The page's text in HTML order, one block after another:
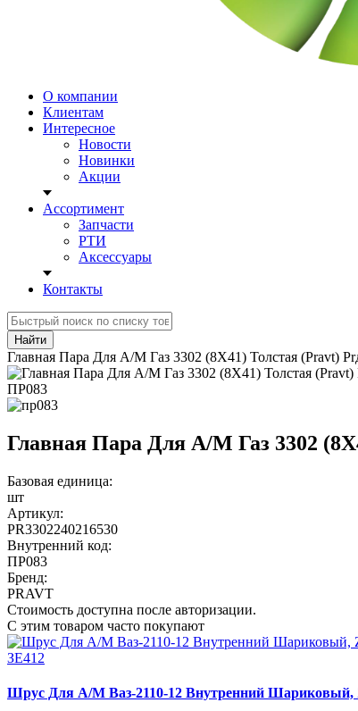
О компании
Клиентам
Интересное
Новости
Новинки
Акции
Ассортимент
Запчасти
РТИ
Аксессуары
Контакты
Найти
Главная Пара Для А/М Газ 3302 (8Х41) Толстая (Pravt)
ПР083
Главная Пара Для А/М Газ 3302
Базовая единица:
шт
Артикул:
PR3302240216530
Внутренний код:
ПР083
Бренд:
PRAVT
Стоимость доступна после авторизации.
С этим товаром часто покупают
ЗЕ412
Шрус Для А/М Ваз-2110-12 Внутренний Шариковый,